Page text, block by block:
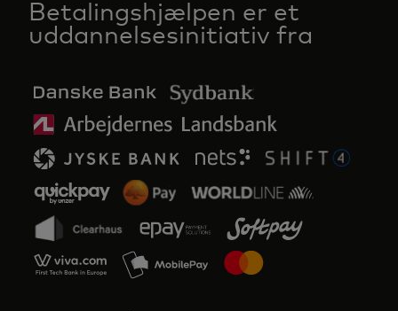
Betalingshjælpen er et
uddannelsesinitiativ fra